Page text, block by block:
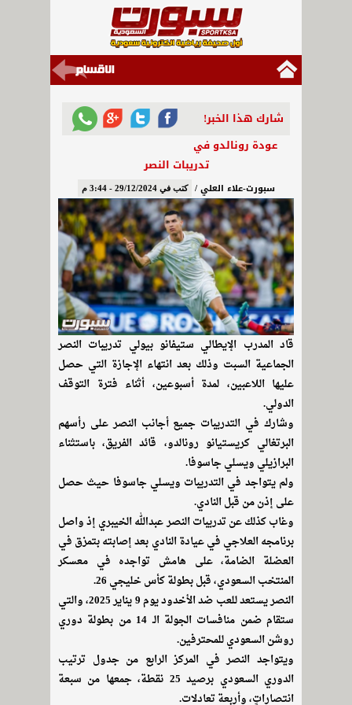
شارك هذا الخبر!
عودة رونالدو في
تدريبات النصر
سبورت-علاء العلي / كتب في 29/12/2024 - 3:44 م
قاد المدرب الإيطالي ستيفانو بيولي تدريبات النصر
الجماعية السبت وذلك بعد انتهاء الإجازة التي حصل
عليها اللاعبين، لمدة أسبوعين، أثناء فترة التوقف
الدولي.
وشارك في التدريبات جميع أجانب النصر على رأسهم
البرتغالي كريستيانو رونالدو، قائد الفريق، باستثناء
البرازيلي ويسلي جاسوفا.
ولم يتواجد في التدريبات ويسلي جاسوفا حيث حصل
على إذن من قبل النادي.
وغاب كذلك عن تدريبات النصر عبدالله الخيبري إذ واصل
برنامجه العلاجي في عيادة النادي بعد إصابته بتمزق في
العضلة الضامة، على هامش تواجده في معسكر
المنتخب السعودي، قبل بطولة كأس خليجي 26.
النصر يستعد للعب ضد الأخدود يوم 9 يناير 2025، والتي
ستقام ضمن منافسات الجولة الـ 14 من بطولة دوري
روشن السعودي للمحترفين.
ويتواجد النصر في المركز الرابع من جدول ترتيب
الدوري السعودي برصيد 25 نقطة، جمعها من سبعة
انتصاراتٍ، وأربعة تعادلات.